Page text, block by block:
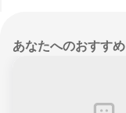
あなたへのおすすめ